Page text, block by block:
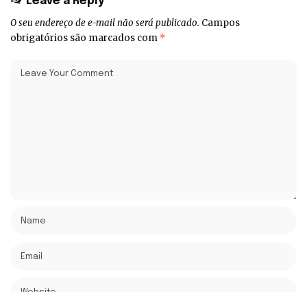
O seu endereço de e-mail não será publicado. Campos
obrigatórios são marcados com *